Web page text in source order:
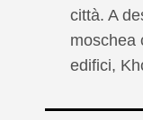
città. A
moschea
edifici,